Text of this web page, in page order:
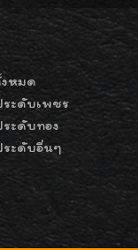
หมด
ระดับเพชร
ระดับทอง
ระดับอื่นๆ